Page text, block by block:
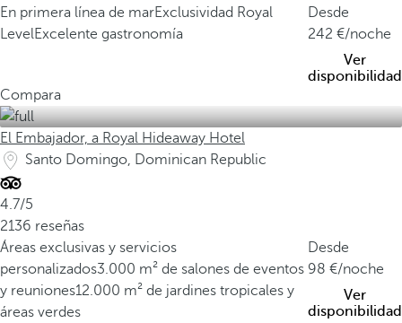
En primera línea de marExclusividad Royal
LevelExcelente gastronomía
Desde
242
/noche
Ver
disponibilidad
Compara
El Embajador, a Royal Hideaway Hotel
Santo Domingo, Dominican Republic
4.7/5
2136 reseñas
Áreas exclusivas y servicios
personalizados3.000 m² de salones de eventos
y reuniones12.000 m² de jardines tropicales y
áreas verdes
Desde
98
/noche
Ver
disponibilidad